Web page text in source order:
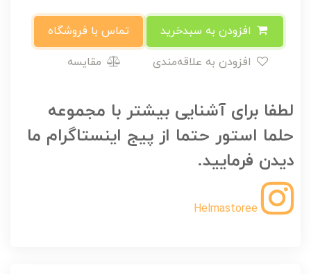
تماس با فروشگاه
مقایسه
لطفا برای آشنایی بیشتر با مجموعه
حلما استور حتما از پیج اینستاگرام ما
دیدن فرمایید.
Helmastoree